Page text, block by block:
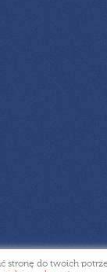
stronę do twoich